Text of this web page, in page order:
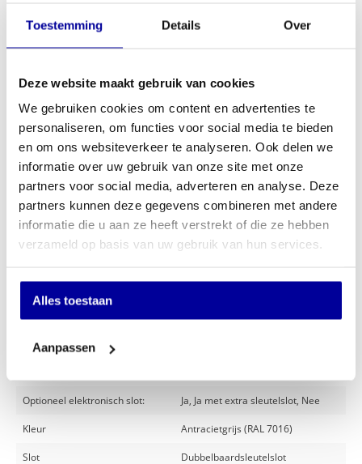
Toestemming Details Over
Deze website maakt gebruik van cookies
We gebruiken cookies om content en advertenties te
personaliseren, om functies voor social media te bieden
en om ons websiteverkeer te analyseren. Ook delen we
informatie over uw gebruik van onze site met onze
partners voor social media, adverteren en analyse. Deze
partners kunnen deze gegevens combineren met andere
informatie die u aan ze heeft verstrekt of die ze hebben
verzameld op basis van uw gebruik van hun services.
Alles toestaan
Aanpassen
Productinformatie
Plaatsing & Verankering
Standaard vindt levering onuitgepakt plaats op de begane grond, net achter de
eerste sluiting zonder enig verticaal transport op of bij het afleveradres. Wanneer
de levering niet op deze wijze kan geschieden in verband met de maatvoering van
de toegangsdeur tot het afleveradres, geschiedt de levering voor de eerste sluiting.
De toegangsweg naar de eerste sluiting van het afleveradres dient, in verband met
de toegankelijkheid per pallettruck, verhard en vlak te zijn.
Wanneer u de kluis geplaatst of verankerd* wilt hebben, kunnen wij dit tegen een
(Op de begane grond of op een etage die per lift bereikbaar is.)
Specificaties
Optioneel elektronisch slot: Ja, Ja met extra sleutelslot, Nee
Kleur Antracietgrijs (RAL 7016)
Slot Dubbelbaardsleutelslot